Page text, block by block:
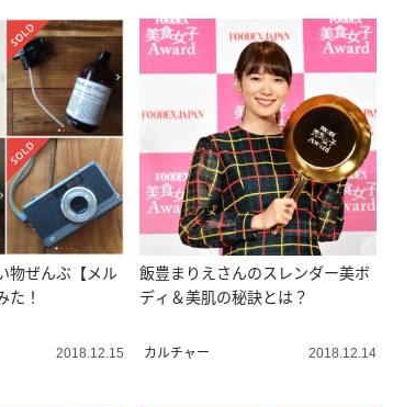
物ぜんぶ【メル
た！
2018.12.15
飯豊まりえさんのスレンダー美ボ
ディ＆美肌の秘訣とは？
カルチャー 2018.12.14